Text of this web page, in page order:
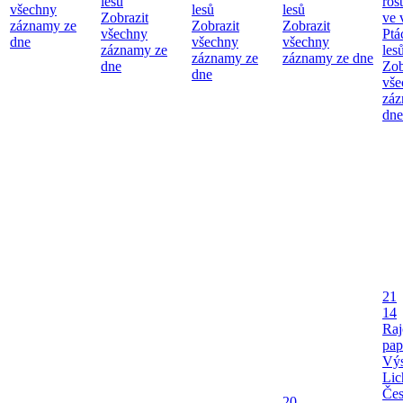
všechny
záznamy ze
dne
Zobrazit
všechny
záznamy ze
dne
lesů
Zobrazit
všechny
záznamy ze
dne
lesů
Zobrazit
všechny
záznamy ze dne
ve
dne
21
14